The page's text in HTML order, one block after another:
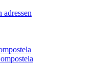
adressen